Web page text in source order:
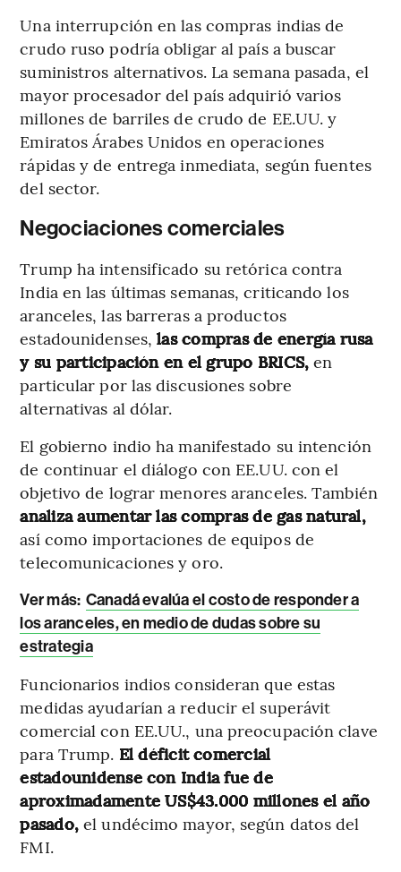
Una interrupción en las compras indias de
crudo ruso podría obligar al país a buscar
suministros alternativos. La semana pasada, el
mayor procesador del país adquirió varios
millones de barriles de crudo de EE.UU. y
Emiratos Árabes Unidos en operaciones
rápidas y de entrega inmediata, según fuentes
del sector.
Negociaciones comerciales
Trump ha intensificado su retórica contra
India en las últimas semanas, criticando los
aranceles, las barreras a productos
estadounidenses, las compras de energía rusa
y su participación en el grupo BRICS, en
particular por las discusiones sobre
alternativas al dólar.
El gobierno indio ha manifestado su intención
de continuar el diálogo con EE.UU. con el
objetivo de lograr menores aranceles. También
analiza aumentar las compras de gas natural,
así como importaciones de equipos de
telecomunicaciones y oro.
Ver más: Canadá evalúa el costo de responder a
los aranceles, en medio de dudas sobre su
estrategia
Funcionarios indios consideran que estas
medidas ayudarían a reducir el superávit
comercial con EE.UU., una preocupación clave
para Trump. El déficit comercial
estadounidense con India fue de
aproximadamente US$43.000 millones el año
pasado, el undécimo mayor, según datos del
FMI.